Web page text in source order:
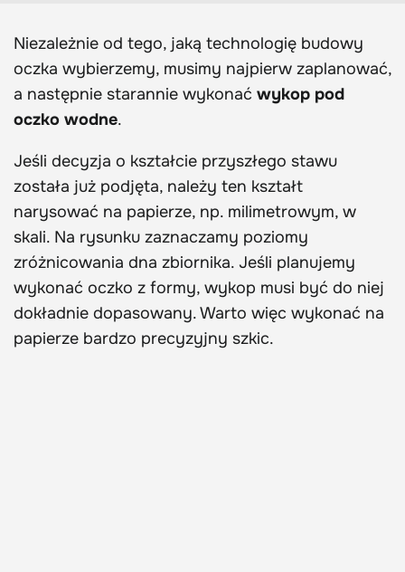
Niezależnie od tego, jaką technologię budowy
oczka wybierzemy, musimy najpierw zaplanować,
a następnie starannie wykonać wykop pod
oczko wodne.
Jeśli decyzja o kształcie przyszłego stawu
została już podjęta, należy ten kształt
narysować na papierze, np. milimetrowym, w
skali. Na rysunku zaznaczamy poziomy
zróżnicowania dna zbiornika. Jeśli planujemy
wykonać oczko z formy, wykop musi być do niej
dokładnie dopasowany. Warto więc wykonać na
papierze bardzo precyzyjny szkic.